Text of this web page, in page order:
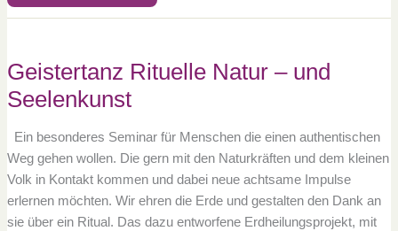
Geistertanz Rituelle Natur – und
Seelenkunst
Ein besonderes Seminar für Menschen die einen authentischen
Weg gehen wollen. Die gern mit den Naturkräften und dem kleinen
Volk in Kontakt kommen und dabei neue achtsame Impulse
erlernen möchten. Wir ehren die Erde und gestalten den Dank an
sie über ein Ritual. Das dazu entworfene Erdheilungsprojekt, mit
und